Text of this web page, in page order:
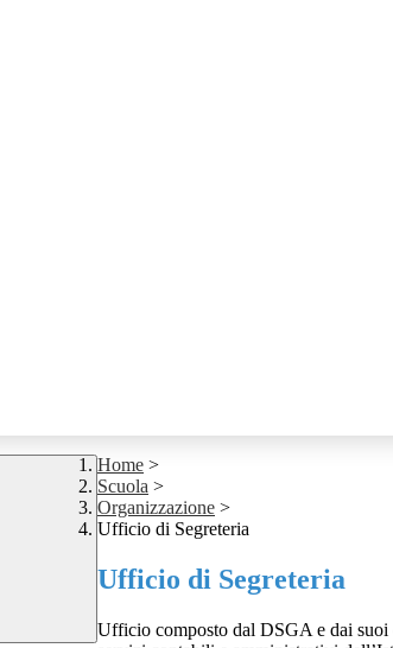
Home >
Scuola >
Organizzazione >
Ufficio di Segreteria
Ufficio di Segreteria
Ufficio composto dal DSGA e dai suoi